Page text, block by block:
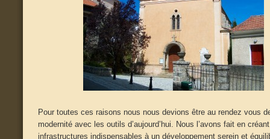
Pour toutes ces raisons nous nous devions être au rendez vous
modernité avec les outils d’aujourd’hui. Nous l’avons fait en
infrastructures indispensables à un développement serein et